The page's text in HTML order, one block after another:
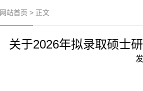
网站首页 > 正文
关于2026年拟录取硕士